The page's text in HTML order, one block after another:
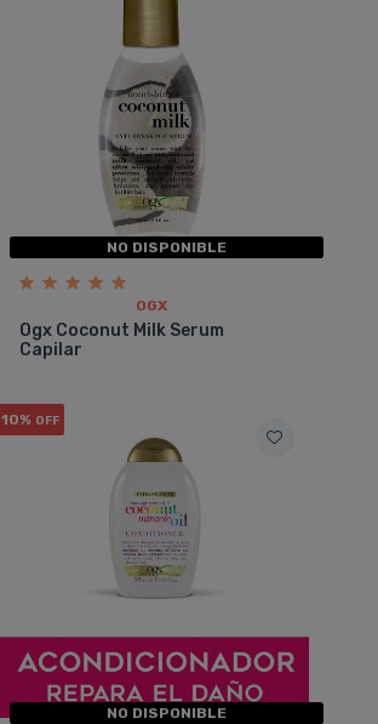
NO DISPONIBLE
OGX
Ogx Coconut Milk Serum
Capilar
10% OFF
NO DISPONIBLE